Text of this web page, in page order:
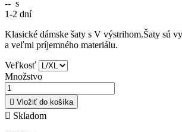
-- s
1-2 dní
Klasické dámske šaty s V výstrihom.Šaty sú
a veľmi príjemného materiálu.
Veľkosť
Množstvo
 Vložiť do košíka
 Skladom